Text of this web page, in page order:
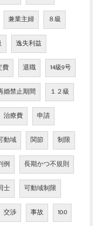
兼業主婦 ８級
逸失利益
費 退職 14級9号
婚禁止期間 １２級
治療費 申請
動域 関節 制限
例 長期かつ不規則
士 可動域制限
交渉 事故 10:0